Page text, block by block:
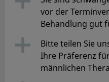
vor der
Behandlung gut
Bitte teilen Sie
Ihre Präferenz
männlichen